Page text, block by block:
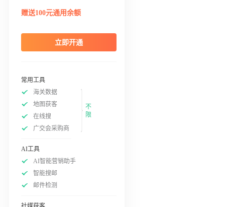
赠送100元通用余额
立即开通
常用工具
海关数据
地图获客
在线搜
广交会采购商
不
限
AI工具
AI智能营销助手
智能搜邮
邮件检测